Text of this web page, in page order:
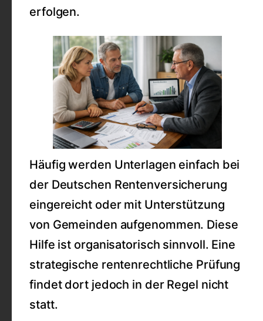
erfolgen.
Häufig werden Unterlagen einfach bei
der Deutschen Rentenversicherung
eingereicht oder mit Unterstützung
von Gemeinden aufgenommen. Diese
Hilfe ist organisatorisch sinnvoll. Eine
strategische rentenrechtliche Prüfung
findet dort jedoch in der Regel nicht
statt.